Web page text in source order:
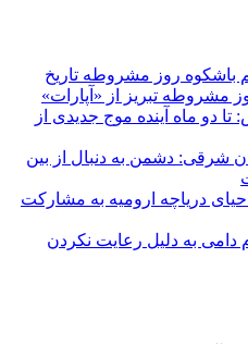
روز مشروطه تاریخ
مشروطه تبریز از «آپارات»
دو ماه آینده موج جدیدی از
شرقی: دشمن به دنبال از بین
دریاچه ارومیه به مشارکت
خام دامی به دلیل رعایت نکردن